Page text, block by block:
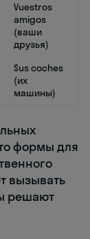
Vuestros
amigos
(ваши
друзья)
Sus coches
(их
машины)
формы для
вызывать
решают